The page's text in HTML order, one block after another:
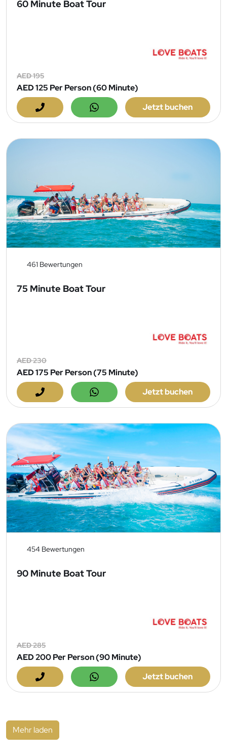
60 Minute Boat Tour
AED 195
AED 125 Per Person (60 Minute)
Jetzt buchen
461 Bewertungen
75 Minute Boat Tour
AED 230
AED 175 Per Person (75 Minute)
Jetzt buchen
454 Bewertungen
90 Minute Boat Tour
AED 285
AED 200Per Person (90 Minute)
Jetzt buchen
Mehr laden